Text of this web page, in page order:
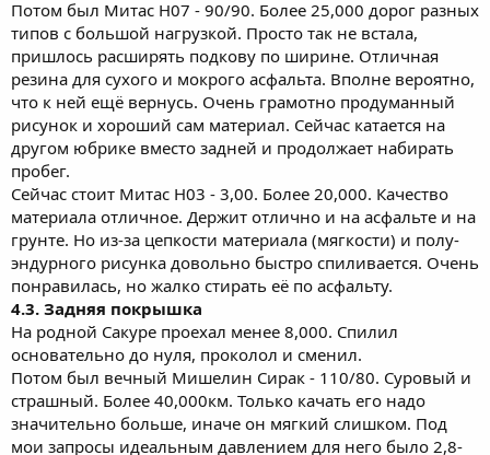
Потом был Митас Н07 - 90/90. Более 25,000 дорог разных
типов с большой нагрузкой. Просто так не встала,
пришлось расширять подкову по ширине. Отличная
резина для сухого и мокрого асфальта. Вполне вероятно,
что к ней ещё вернусь. Очень грамотно продуманный
рисунок и хороший сам материал. Сейчас катается на
другом юбрике вместо задней и продолжает набирать
пробег.
Сейчас стоит Митас Н03 - 3,00. Более 20,000. Качество
материала отличное. Держит отлично и на асфальте и на
грунте. Но из-за цепкости материала (мягкости) и полу-
эндурного рисунка довольно быстро спиливается. Очень
понравилась, но жалко стирать её по асфальту.
4.3. Задняя покрышка
На родной Сакуре проехал менее 8,000. Спилил
основательно до нуля, проколол и сменил.
Потом был вечный Мишелин Сирак - 110/80. Суровый и
страшный. Более 40,000км. Только качать его надо
значительно больше, иначе он мягкий слишком. Под
мои запросы идеальным давлением для него было 2,8-